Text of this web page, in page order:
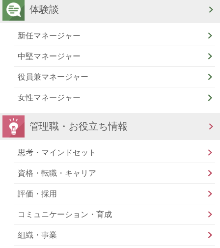
体験談
新任マネージャー
中堅マネージャー
役員兼マネージャー
女性マネージャー
管理職・お役立ち情報
思考・マインドセット
資格・転職・キャリア
評価・採用
コミュニケーション・育成
組織・事業